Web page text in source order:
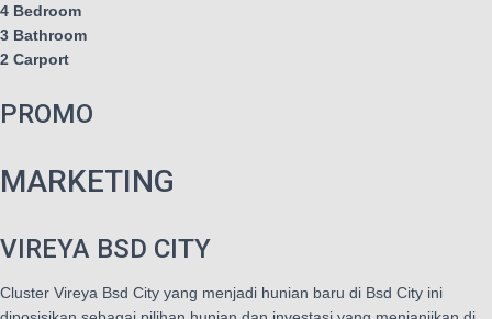
4 Bedroom
3 Bathroom
2 Carport
PROMO
MARKETING
VIREYA BSD CITY
Cluster Vireya Bsd City yang menjadi hunian baru di Bsd City ini